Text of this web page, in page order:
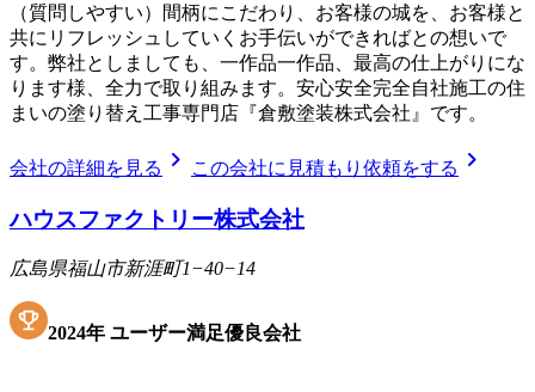
（質問しやすい）間柄にこだわり、お客様の城を、お客様と
共にリフレッシュしていくお手伝いができればとの想いで
す。弊社としましても、一作品一作品、最高の仕上がりにな
ります様、全力で取り組みます。安心安全完全自社施工の住
まいの塗り替え工事専門店『倉敷塗装株式会社』です。
会社の詳細を見る chevron_right この会社に見積もり依頼をする chevron_right
ハウスファクトリー株式会社
広島県福山市新涯町1−40−14
2024年 ユーザー満足優良会社